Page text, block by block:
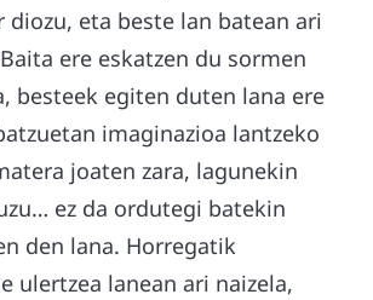
diozu, eta beste lan batean ari
ere eskatzen du sormen
besteek egiten duten lana ere
imaginazioa lantzeko
joaten zara, lagunekin
ez da ordutegi batekin
den lana. Horregatik
ulertzea lanean ari naizela,